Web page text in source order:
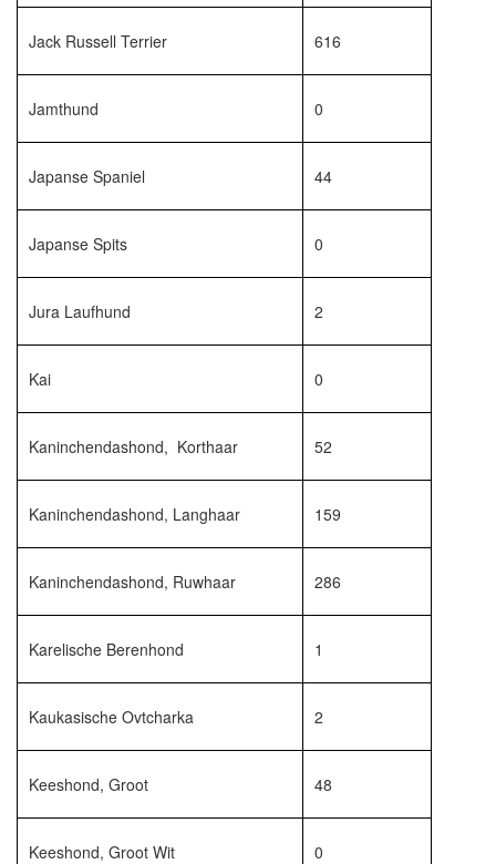
Jack Russell Terrier 616
Jamthund 0
Japanse Spaniel 44
Japanse Spits 0
Jura Laufhund 2
Kai 0
Kaninchendashond, Korthaar 52
Kaninchendashond, Langhaar 159
Kaninchendashond, Ruwhaar 286
Karelische Berenhond 1
Kaukasische Ovtcharka 2
Keeshond, Groot 48
Keeshond, Groot Wit 0